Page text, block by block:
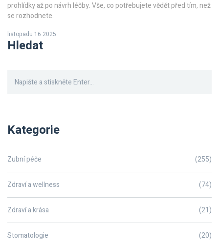
prohlídky až po návrh léčby. Vše, co potřebujete vědět před tím, než
se rozhodnete.
listopadu 16 2025
Hledat
Kategorie
Zubní péče (255)
Zdraví a wellness (74)
Zdraví a krása (21)
Stomatologie (20)